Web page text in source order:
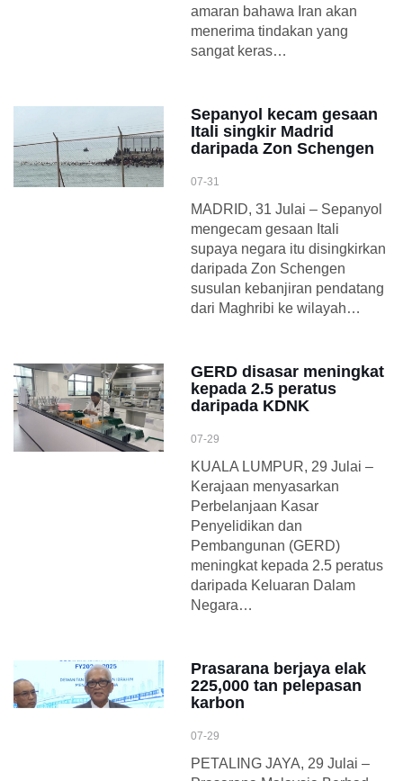
amaran bahawa Iran akan
menerima tindakan yang
sangat keras…
Sepanyol kecam gesaan
Itali singkir Madrid
daripada Zon Schengen
07-31
MADRID, 31 Julai – Sepanyol
mengecam gesaan Itali
supaya negara itu disingkirkan
daripada Zon Schengen
susulan kebanjiran pendatang
dari Maghribi ke wilayah…
GERD disasar meningkat
kepada 2.5 peratus
daripada KDNK
07-29
KUALA LUMPUR, 29 Julai –
Kerajaan menyasarkan
Perbelanjaan Kasar
Penyelidikan dan
Pembangunan (GERD)
meningkat kepada 2.5 peratus
daripada Keluaran Dalam
Negara…
Prasarana berjaya elak
225,000 tan pelepasan
karbon
07-29
PETALING JAYA, 29 Julai –